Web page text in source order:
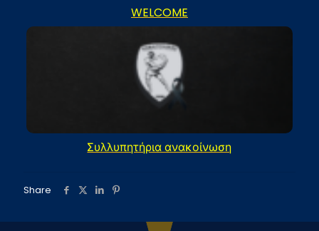
WELCOME
Συλλυπητήρια ανακοίνωση
Share